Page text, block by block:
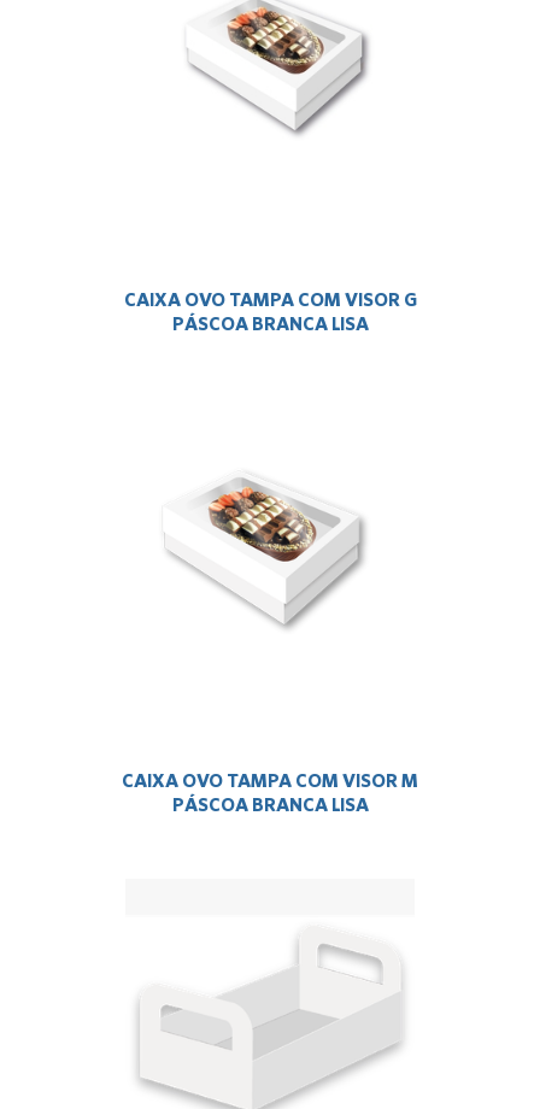
CAIXA OVO TAMPA COM VISOR G
PÁSCOA BRANCA LISA
CAIXA OVO TAMPA COM VISOR M
PÁSCOA BRANCA LISA